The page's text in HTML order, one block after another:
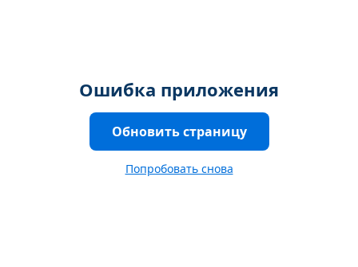
Ошибка приложения
Обновить страницу
Попробовать снова